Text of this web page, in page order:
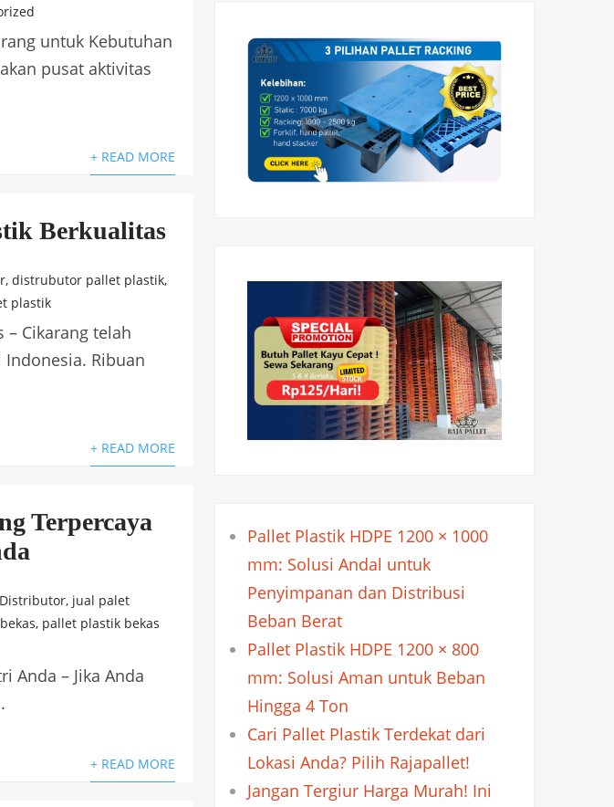
untuk Kebutuhan
pusat aktivitas
+ READ MORE
Berkualitas
,distrubutor pallet plastik,
plastik
– Cikarang telah
Ribuan
+ READ MORE
Terpercaya
Distributor, jual palet
, pallet plastik bekas
Anda – Jika Anda
+ READ MORE
Pallet Plastik HDPE 1200 × 1000
mm: Solusi Andal untuk
Penyimpanan dan Distribusi
Beban Berat
Pallet Plastik HDPE 1200 × 800
mm: Solusi Aman untuk Beban
Hingga 4 Ton
Cari Pallet Plastik Terdekat dari
Lokasi Anda? Pilih Rajapallet!
Jangan Tergiur Harga Murah! Ini